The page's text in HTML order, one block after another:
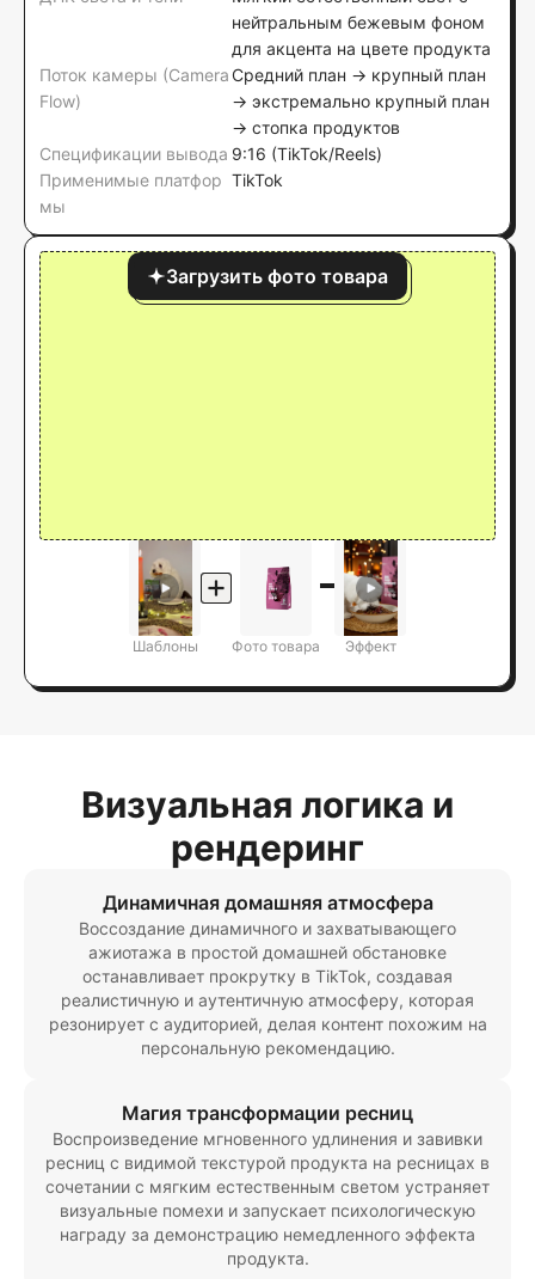
нейтральным бежевым фоном
для акцента на цвете продукта
Поток камеры (Camera
Flow)
Средний план → крупный план
→ экстремально крупный план
→ стопка продуктов
Спецификации вывода 9:16 (TikTok/Reels)
Применимые платфор
мы
TikTok
Загрузить фото товара
Шаблоны Фото товара Эффект
Визуальная логика и
рендеринг
Динамичная домашняя атмосфера
Воссоздание динамичного и захватывающего
ажиотажа в простой домашней обстановке
останавливает прокрутку в TikTok, создавая
реалистичную и аутентичную атмосферу, которая
резонирует с аудиторией, делая контент похожим на
персональную рекомендацию.
Магия трансформации ресниц
Воспроизведение мгновенного удлинения и завивки
ресниц с видимой текстурой продукта на ресницах в
сочетании с мягким естественным светом устраняет
визуальные помехи и запускает психологическую
награду за демонстрацию немедленного эффекта
продукта.